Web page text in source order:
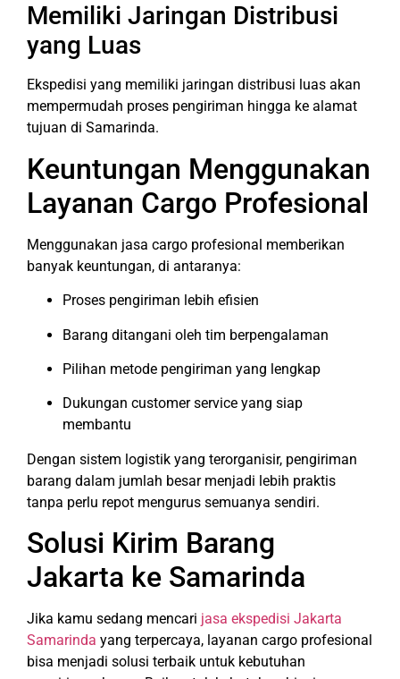
Memiliki Jaringan Distribusi
yang Luas
Ekspedisi yang memiliki jaringan distribusi luas akan
mempermudah proses pengiriman hingga ke alamat
tujuan di Samarinda.
Keuntungan Menggunakan
Layanan Cargo Profesional
Menggunakan jasa cargo profesional memberikan
banyak keuntungan, di antaranya:
Proses pengiriman lebih efisien
Barang ditangani oleh tim berpengalaman
Pilihan metode pengiriman yang lengkap
Dukungan customer service yang siap
membantu
Dengan sistem logistik yang terorganisir, pengiriman
barang dalam jumlah besar menjadi lebih praktis
tanpa perlu repot mengurus semuanya sendiri.
Solusi Kirim Barang
Jakarta ke Samarinda
Jika kamu sedang mencari jasa ekspedisi Jakarta
Samarinda yang terpercaya, layanan cargo profesional
bisa menjadi solusi terbaik untuk kebutuhan